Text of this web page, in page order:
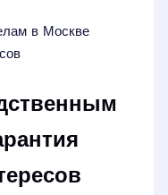
в Москве